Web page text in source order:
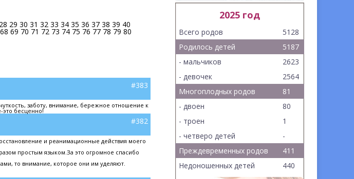
28 29 30 31 32 33 34 35 36 37 38 39 40
68 69 70 71 72 73 74 75 76 77 78 79 80
#383
заботу, внимание, бережное отношение к
это бесценно!
#382
и реанимационные действия моего
простым языком.За это огромное спасибо
то внимание, которое они им уделяют.
2025 год
Всего родов
5128
Родилось детей
5187
- мальчиков
2623
- девочек
2564
Многоплодных родов
81
- двоен
80
- троен
1
- четверо детей
-
Преждевременных родов
411
Недоношенных детей
440